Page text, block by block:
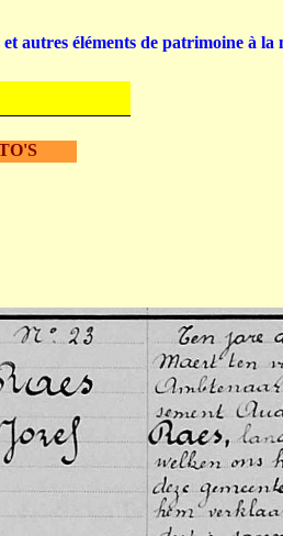
autres éléments de patrimoine à la